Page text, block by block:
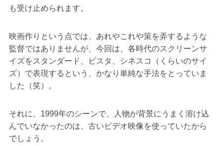
も受け止められます。
映画作りという点では、あれやこれや策を弄するような
監督ではありませんが、今回は、各時代のスクリーンサ
イズをスタンダード、ビスタ、シネスコ（くらいのサイ
ズ）で表現するという、かなり単純な手法をとっていま
した（笑）。
それに、1999年のシーンで、人物が背景にうまく溶け込
んでいなかったのは、古いビデオ映像を使っていたから
でしょう。